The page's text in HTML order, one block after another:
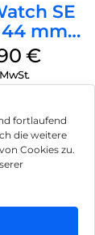
fortlaufend
die weitere
Cookies zu.
SE
mm
M/L)
€